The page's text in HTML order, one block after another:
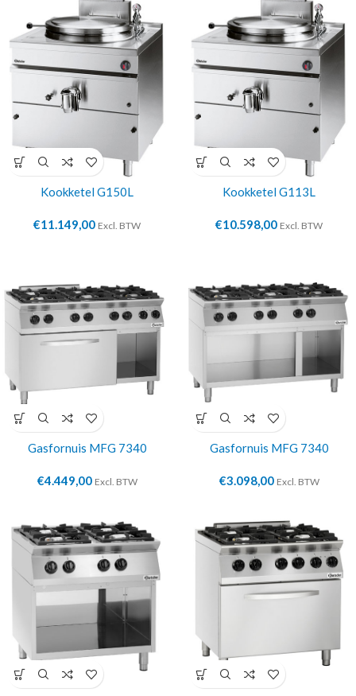
Kookketel G150L
€11.149,00 Excl. BTW
Kookketel G113L
€10.598,00 Excl. BTW
Gasfornuis MFG 7340
€4.449,00 Excl. BTW
Gasfornuis MFG 7340
€3.098,00 Excl. BTW